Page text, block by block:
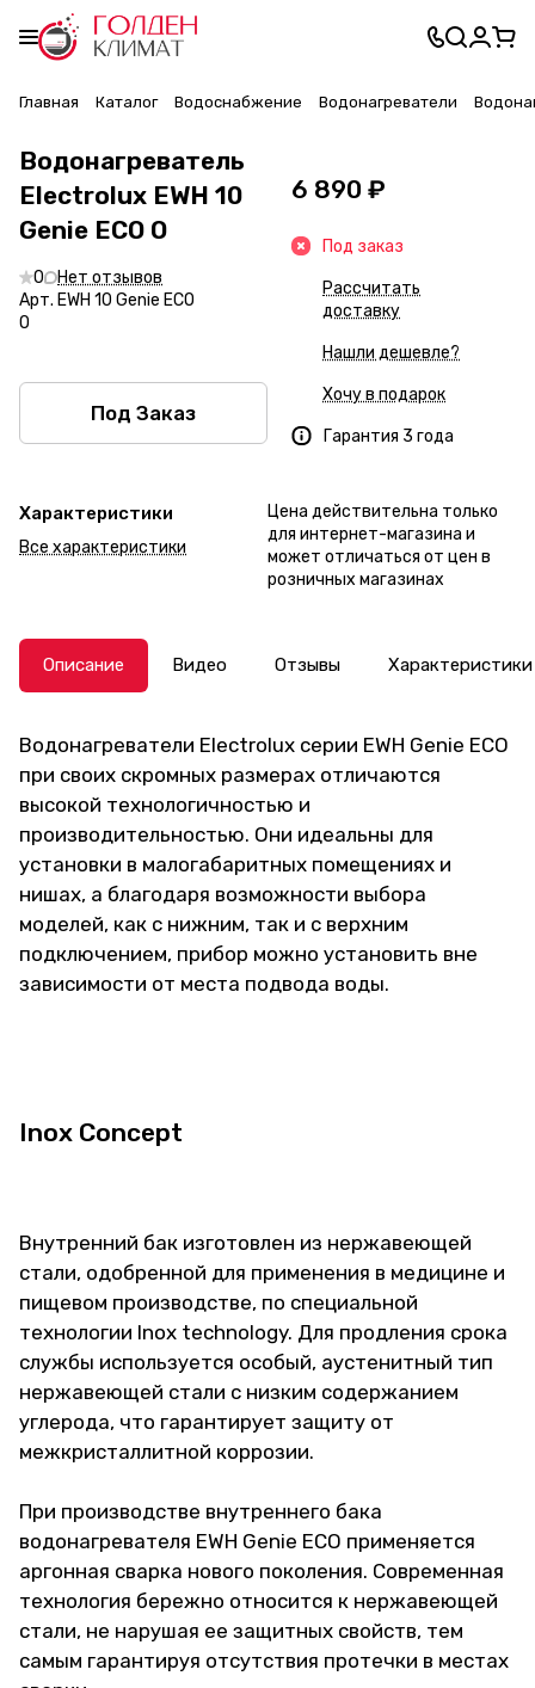
Главная Каталог Водоснабжение Водонагреватели
Водонагреватель
Electrolux EWH 10
Genie ECO O
0
Нет отзывов
Арт. EWH 10 Genie ECO
O
Под Заказ
Характеристики
Все характеристики
6 890 ₽
Под заказ
Рассчитать
доставку
Нашли дешевле?
Хочу в подарок
Гарантия 3 года
Цена действительна только
для интернет-магазина и
может отличаться от цен в
розничных магазинах
Описание Видео Отзывы Характеристики
Водонагреватели Electrolux серии EWH Genie ECO
при своих скромных размерах отличаются
высокой технологичностью и
производительностью. Они идеальны для
установки в малогабаритных помещениях и
нишах, а благодаря возможности выбора
моделей, как с нижним, так и с верхним
подключением, прибор можно установить вне
зависимости от места подвода воды.
Inox Concept
Внутренний бак изготовлен из нержавеющей
стали, одобренной для применения в медицине и
пищевом производстве, по специальной
технологии Inox technology. Для продления срока
службы используется особый, аустенитный тип
нержавеющей стали с низким содержанием
углерода, что гарантирует защиту от
межкристаллитной коррозии.
При производстве внутреннего бака
водонагревателя EWH Genie ECO применяется
аргонная сварка нового поколения. Современная
технология бережно относится к нержавеющей
стали, не нарушая ее защитных свойств, тем
самым гарантируя отсутствия протечки в местах